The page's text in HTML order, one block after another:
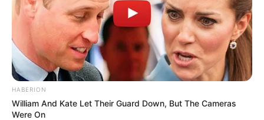
10. Selain sepatu, ternyata sepatu sandal juga bisa
dikreasikan terutama di bagian heelsnya. Gambar
bunga bisa jadi pilihan
HABERION
William And Kate Let Their Guard Down, But The Cameras
Were On